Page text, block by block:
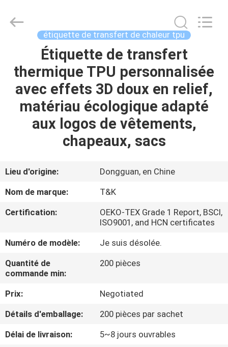
MAISON
PRODUITS
NOUS
D'USINE
DE
QUALITÉ
CONTACTEZ-
NOUS
Garment
Accessories
étiquette de transfert de chaleur tpu
Étiquette de transfert
thermique TPU personnalisée
avec effets 3D doux en relief,
matériau écologique adapté
aux logos de vêtements,
chapeaux, sacs
Lieu d'origine:
Dongguan, en Chine
Nom de marque:
T&K
Certification:
OEKO-TEX Grade 1 Report, BSCI,
ISO9001, and HCN certificates
Numéro de modèle:
Je suis désolée.
Quantité de
commande min:
200 pièces
Prix:
Negotiated
Détails d'emballage:
200 pièces par sachet
Délai de livraison:
5~8 jours ouvrables